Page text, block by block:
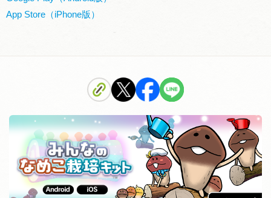
App Store（iPhone版）